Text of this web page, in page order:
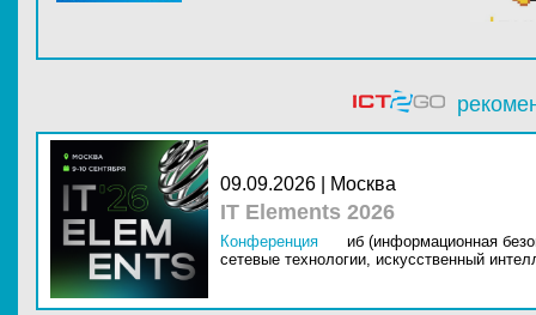
09.09.2026 | Москва
IT Elements 2026
Конференция
иб (информационная
сетевые технологии, искусственный